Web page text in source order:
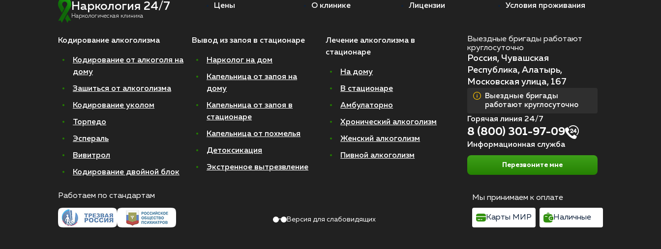
Наркология 24/7
Наркологическая клиника
Цены О клинике Лицензии Условия проживания
Кодирование алкоголизма
Кодирование от алкоголя на
дому
Зашиться от алкоголизма
Кодирование уколом
Торпедо
Эспераль
Вивитрол
Кодирование двойной блок
Вывод из запоя в стационаре
Нарколог на дом
Капельница от запоя на
дому
Капельница от запоя в
стационаре
Капельница от похмелья
Детоксикация
Экстренное вытрезвление
Лечение алкоголизма в
стационаре
На дому
В стационаре
Амбулаторно
Хронический алкоголизм
Женский алкоголизм
Пивной алкоголизм
Выездные бригады работают
круглосуточно
Россия, Чувашская
Республика, Алатырь,
Московская улица, 167
Выездные бригады
работают круглосуточно
Горячая линия 24/7
8 (800) 301-97-09
Информационная служба
Перезвоните мне
Работаем по стандартам
Версия для слабовидящих
Мы принимаем к оплате
Карты МИР Наличные